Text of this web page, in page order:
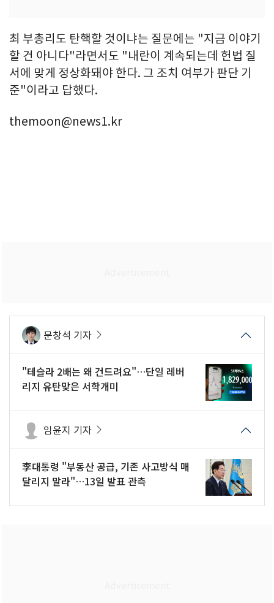
최 부총리도 탄핵할 것이냐는 질문에는 "지금 이야기
할 건 아니다"라면서도 "내란이 계속되는데 헌법 질
서에 맞게 정상화돼야 한다. 그 조치 여부가 판단 기
준"이라고 답했다.
themoon@news1.kr
문창석 기자
"테슬라 2배는 왜 건드려요"…단일 레버
리지 유탄맞은 서학개미
임윤지 기자
李대통령 "부동산 공급, 기존 사고방식 매
달리지 말라"…13일 발표 관측